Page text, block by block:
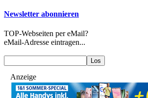
Newsletter abonnieren
TOP-Webseiten per eMail?
eMail-Adresse eintragen...
Anzeige